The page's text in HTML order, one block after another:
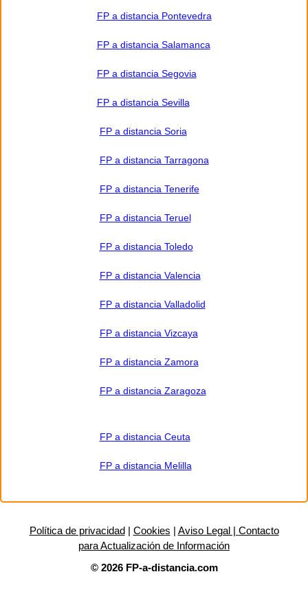
FP a distancia Pontevedra
FP a distancia Salamanca
FP a distancia Segovia
FP a distancia Sevilla
FP a distancia Soria
FP a distancia Tarragona
FP a distancia Tenerife
FP a distancia Teruel
FP a distancia Toledo
FP a distancia Valencia
FP a distancia Valladolid
FP a distancia Vizcaya
FP a distancia Zamora
FP a distancia Zaragoza
FP a distancia Ceuta
FP a distancia Melilla
Política de privacidad| Cookies | Aviso Legal | Contacto
para Actualización de Información
© 2026 FP-a-distancia.com